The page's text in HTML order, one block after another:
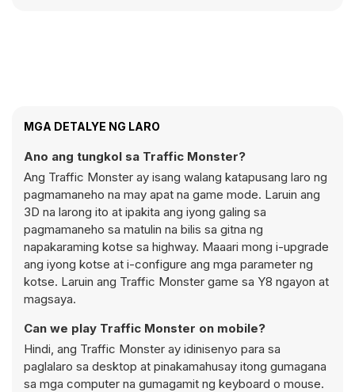
MGA DETALYE NG LARO
Ano ang tungkol sa Traffic Monster?
Ang Traffic Monster ay isang walang katapusang laro ng
pagmamaneho na may apat na game mode. Laruin ang
3D na larong ito at ipakita ang iyong galing sa
pagmamaneho sa matulin na bilis sa gitna ng
napakaraming kotse sa highway. Maaari mong i-upgrade
ang iyong kotse at i-configure ang mga parameter ng
kotse. Laruin ang Traffic Monster game sa Y8 ngayon at
magsaya.
Can we play Traffic Monster on mobile?
Hindi, ang Traffic Monster ay idinisenyo para sa
paglalaro sa desktop at pinakamahusay itong gumagana
sa mga computer na gumagamit ng keyboard o mouse.